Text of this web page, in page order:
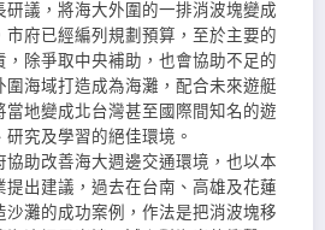
研議，將海大外圍的一排消波塊變成
府已經編列規劃預算，至於主要的
除爭取中央補助，也會協助不足的
海域打造成為海灘，配合未來遊艇
地變成北台灣甚至國際間知名的遊
究及學習的絕佳環境。
助改善海大週邊交通環境，也以本
出建議，過去在台南、高雄及花蓮
灘的成功案例，作法是把消波塊移